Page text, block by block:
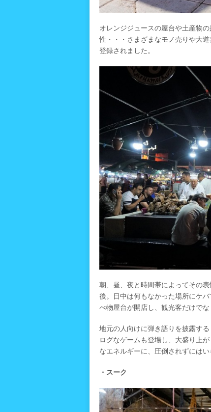
オレンジジュースの屋台や土産物
性・・・さまざまなモノ売りや大
登録されました。
朝、昼、夜と時間帯によってその
後。日中は何もなかった場所にケ
べ物屋台が開店し、観光客だけで
地元の人向けに弾き語りを披露す
ログなゲームも登場し、大盛り上
なエネルギーに、圧倒されずにはい
・スーク